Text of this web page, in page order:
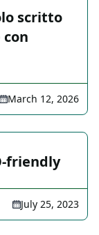
scritto
March 12, 2026
friendly
July 25, 2023